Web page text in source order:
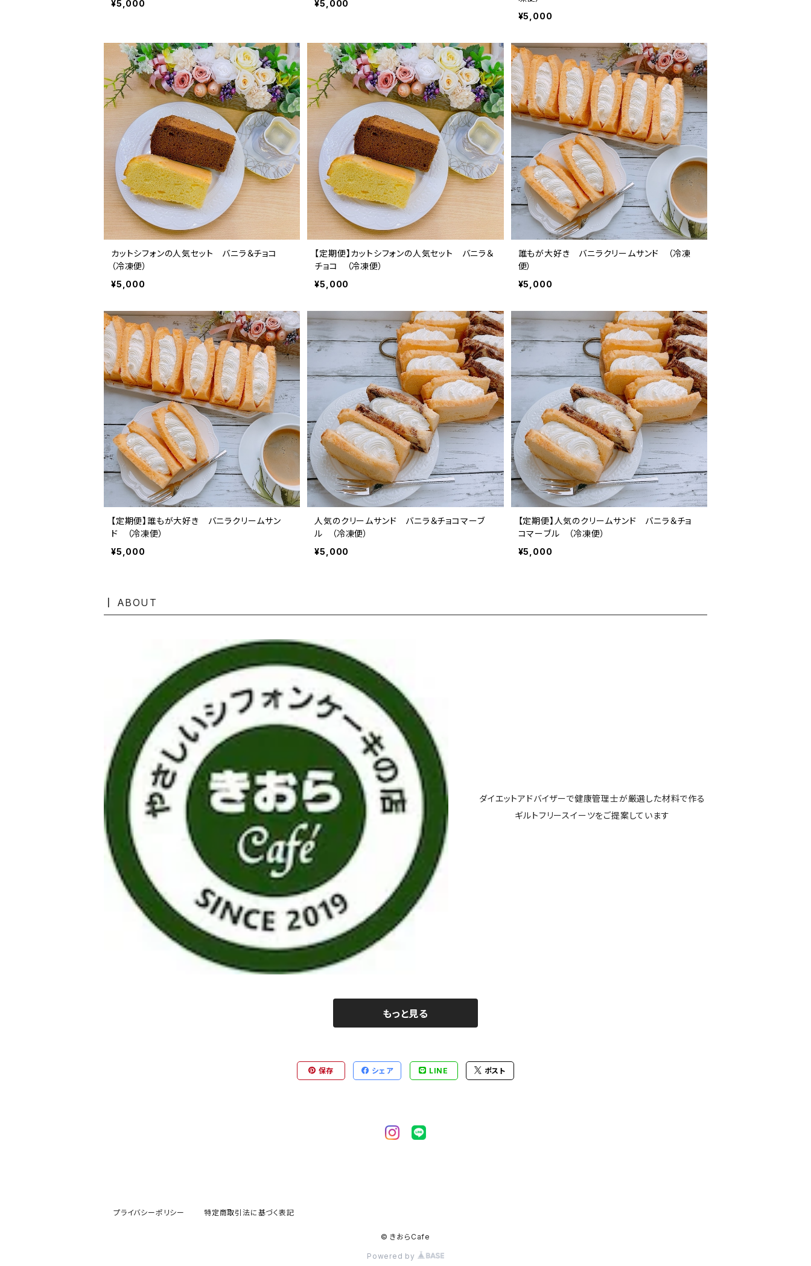
¥5,000
¥5,000
¥5,000
カットシフォンの人気セット バニラ＆チョコ
（冷凍便）
¥5,000
【定期便】カットシフォンの人気セット バニラ＆
チョコ （冷凍便）
¥5,000
誰もが大好き バニラクリームサンド （冷凍
便）
¥5,000
【定期便】誰もが大好き バニラクリームサン
ド （冷凍便）
¥5,000
人気のクリームサンド バニラ＆チョコマーブ
ル （冷凍便）
¥5,000
【定期便】人気のクリームサンド バニラ＆チョ
コマーブル （冷凍便）
¥5,000
ABOUT
ダイエットアドバイザーで健康管理士が厳選した材料で作る
ギルトフリースイーツをご提案しています
もっと見る
保存 シェア LINE ポスト
プライバシーポリシー 特定商取引法に基づく表記
© きおらCafe
Powered by